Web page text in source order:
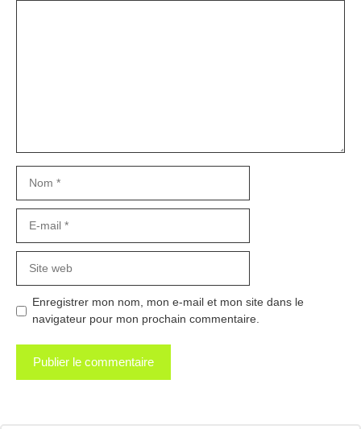
mail
web
Enregistrer mon nom, mon e-mail et mon site dans le
navigateur pour mon prochain commentaire.